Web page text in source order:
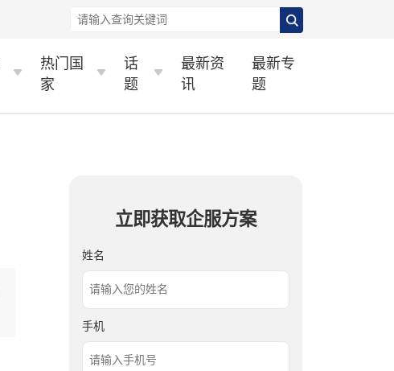
热门国
家
话
题
最新资
讯
最新专
题
立即获取企服方案
姓名
手机